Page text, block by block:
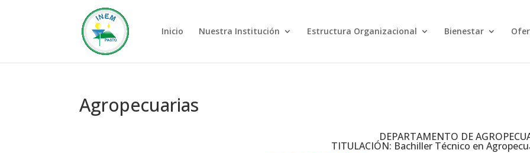
Inicio Nuestra Institución Estructura Organizacional Bienestar
Agropecuarias
DEPARTAMENTO DE
TITULACIÓN: Bachiller Técnico en